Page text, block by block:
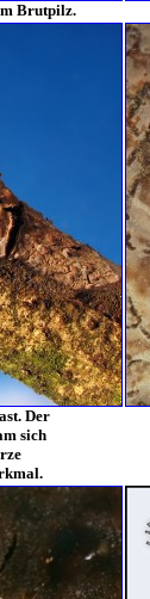
Brutpilz.
Der
sich